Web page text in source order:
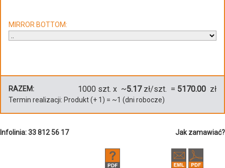
MIRROR BOTTOM:
RAZEM: 1000 szt. x ~5.17zł/szt. = 5170.00 zł
Termin realizacji: Produkt(+ 1) = ~1 (dni robocze)
Infolinia: 33 812 56 17 Jak zamawiać?